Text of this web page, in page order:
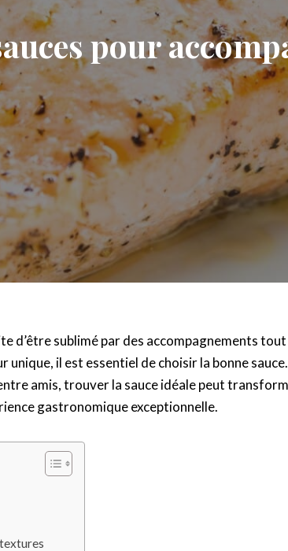
pour
d’être sublimé par des accompagnements
il est essentiel de choisir la bonne
amis, trouver la sauce idéale peut
gastronomique exceptionnelle.